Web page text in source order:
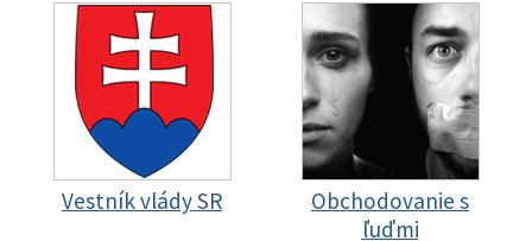
Vestník vlády SR
Obchodovanie s
ľuďmi